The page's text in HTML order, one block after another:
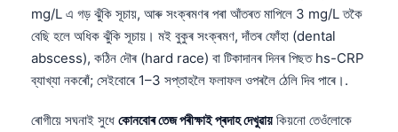
mg/L এ গড় ঝুঁকি সূচায়, আৰু সংক্ৰমণৰ পৰা আঁতৰত মাপিলে 3 mg/L তকৈ
বেছি হলে অধিক ঝুঁকি সূচায়। মই বুকুৰ সংক্ৰমণ, দাঁতৰ ফোঁহা (dental
abscess), কঠিন দৌৰ (hard race) বা টিকাদানৰ দিনৰ পিছত hs-CRP
ব্যাখ্যা নকৰোঁ; সেইবোৰে 1–3 সপ্তাহলৈ ফলাফল ওপৰলৈ ঠেলি দিব পাৰে।.
ৰোগীয়ে সঘনাই সুধে কোনবোৰ তেজ পৰীক্ষাই প্ৰদাহ দেখুৱায়কিয়নো তেওঁলোকে